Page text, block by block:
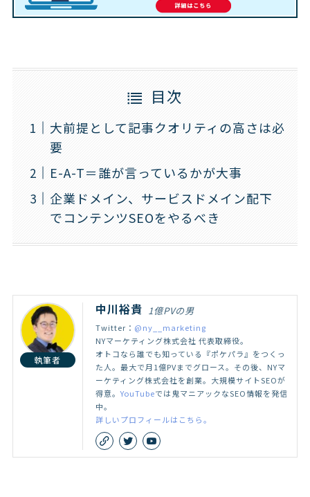
目次
大前提として記事クオリティの高さは必
要
E-A-T＝誰が言っているかが大事
企業ドメイン、サービスドメイン配下
でコンテンツSEOをやるべき
執筆者
中川裕貴 1億PVの男
Twitter： @ny__marketing
NYマーケティング株式会社 代表取締役。
オトコなら誰でも知っている『ポケパラ』をつくっ
た人。最大で月1億PVまでグロース。その後、NYマ
ーケティング株式会社を創業。大規模サイトSEOが
得意。YouTubeでは鬼マニアックなSEO情報を発信
中。
詳しいプロフィールはこちら。